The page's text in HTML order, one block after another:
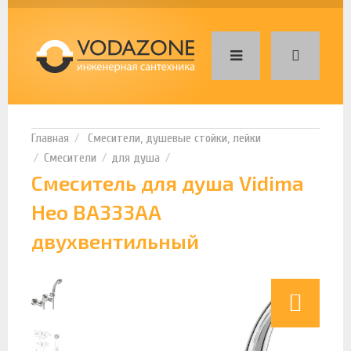
Смесители, душевые стойки, лейки
Смесители
для душа
Смеситель для душа Vidima
Нео BA333AA
двухвентильный